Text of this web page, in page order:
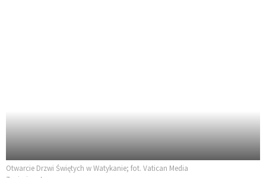
Otwarcie Drzwi Świętych w Watykanie; fot. Vatican Media